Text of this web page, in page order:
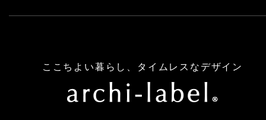
ここちよい暮らし、タイムレスなデザイン